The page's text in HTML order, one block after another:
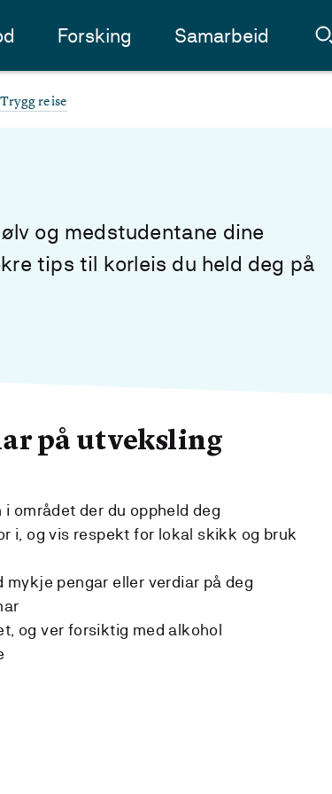
Forsking Samarbeid
Trygg reise
og medstudentane dine
tips til korleis du held deg på
på utveksling
området der du oppheld deg
i, og vis respekt for lokal skikk og bruk
pengar eller verdiar på deg
og ver forsiktig med alkohol